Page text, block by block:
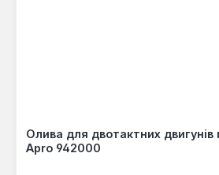
Олива для двотактних двигунів
Apro 942000